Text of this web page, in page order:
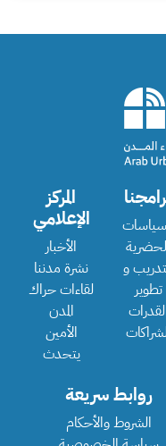
و
تطوير
المركز
الإعلامي
الأخبار
نشرة مدننا
لقاءات حراك
المدن
الأمين
يتحدث
روابط سريعة
الشروط والأحكام